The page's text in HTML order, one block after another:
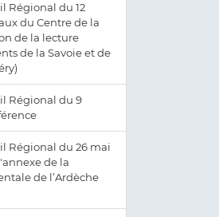
Régional du 12
du Centre de la
de la lecture
de la Savoie et de
Régional du 9
Régional du 26 mai
de la
de l’Ardèche